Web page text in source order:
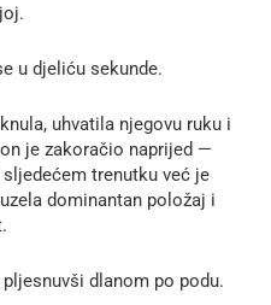
u djeliću sekunde.
uhvatila njegovu ruku i
je zakoračio naprijed —
trenutku već je
dominantan položaj i
dlanom po podu.